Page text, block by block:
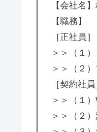
【会社名
【職務】
［正社員］
＞＞（１
＞＞（２
［契約社員
＞＞（１
＞＞（２